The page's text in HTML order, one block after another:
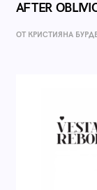
AFTER
ОТ КРИСТИЯНА